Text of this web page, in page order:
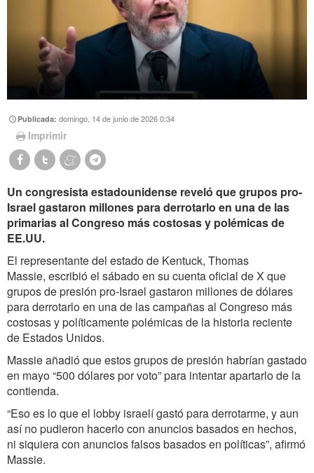
Publicada:domingo, 14 de junio de 2026 0:34
Imprimir
Un congresista estadounidense reveló que grupos pro-
Israel gastaron millones para derrotarlo en una de las
primarias al Congreso más costosas y polémicas de
EE.UU.
El representante del estado de Kentuck, Thomas
Massie, escribió el sábado en su cuenta oficial de X que
grupos de presión pro-Israel gastaron millones de dólares
para derrotarlo en una de las campañas al Congreso más
costosas y políticamente polémicas de la historia reciente
de Estados Unidos.
Massie añadió que estos grupos de presión habrían gastado
en mayo “500 dólares por voto” para intentar apartarlo de la
contienda.
“Eso es lo que el lobby israelí gastó para derrotarme, y aun
así no pudieron hacerlo con anuncios basados en hechos,
ni siquiera con anuncios falsos basados en políticas”, afirmó
Massie.